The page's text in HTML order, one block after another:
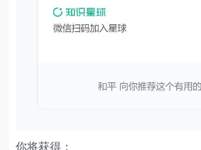
你将获得：